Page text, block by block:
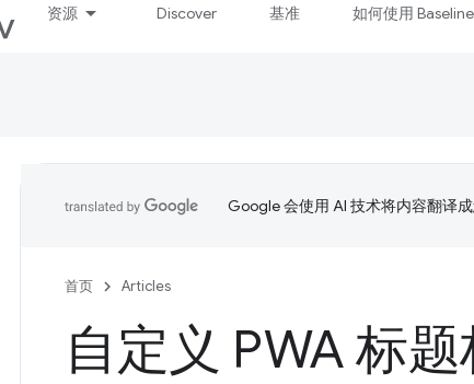
资源 Discover 基准 如何使用 Baseline
Google 会使用 AI 技术将内容翻译
首页 Articles
自定义 PWA 标